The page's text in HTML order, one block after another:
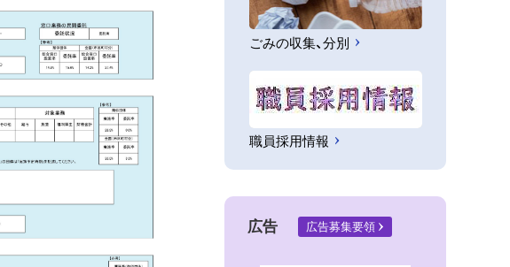
ごみの収集、分別
職員採用情報
広告 広告募集要領